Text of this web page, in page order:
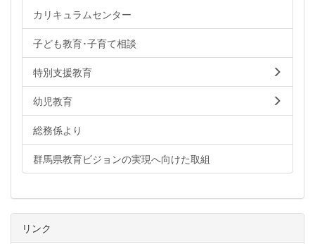
カリキュラムセンター
子ども教育･子育て相談
特別支援教育
幼児教育
総務係より
群馬県教育ビジョンの実現へ向けた取組
リンク